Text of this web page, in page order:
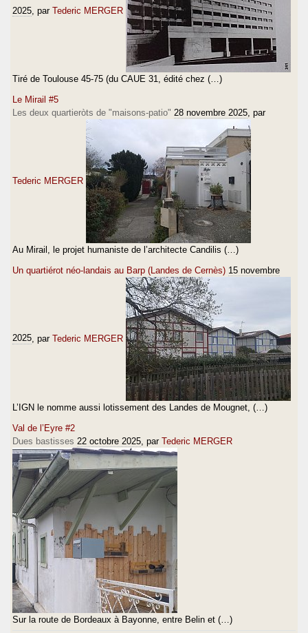
2025 , par Tederic MERGER
Tiré de Toulouse 45-75 (du CAUE 31, édité chez (…)
Le Mirail #5
Les deux quartieròts de "maisons-patio" 28 novembre 2025 , par
Tederic MERGER
Au Mirail, le projet humaniste de l’architecte Candilis (…)
Un quartiérot néo-landais au Barp (Landes de Cernès) 15 novembre
2025 , par Tederic MERGER
L’IGN le nomme aussi lotissement des Landes de Mougnet, (…)
Val de l’Eyre #2
Dues bastisses 22 octobre 2025 , par Tederic MERGER
Sur la route de Bordeaux à Bayonne, entre Belin et (…)